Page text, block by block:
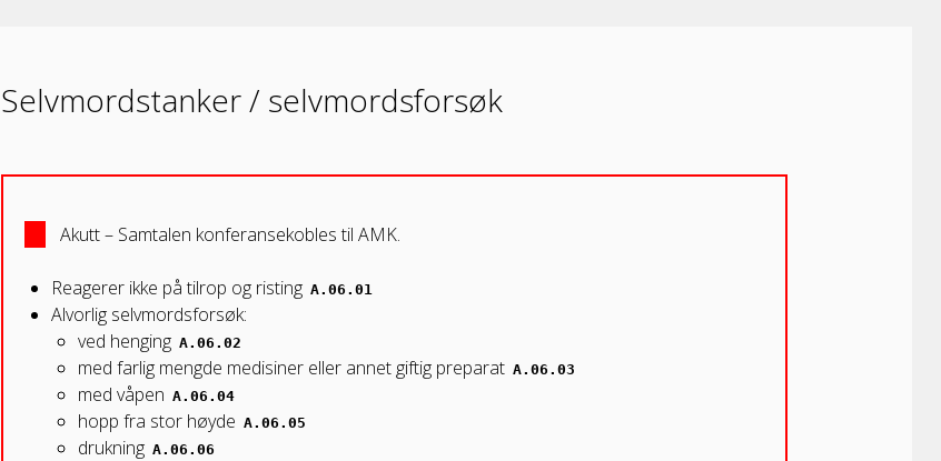
Selvmordstanker / selvmordsforsøk
Akutt – Samtalen konferansekobles til AMK.
Reagerer ikke på tilrop og risting A.06.01
Alvorlig selvmordsforsøk:
ved henging A.06.02
med farlig mengde medisiner eller annet giftig preparat A.06.03
med våpen A.06.04
hopp fra stor høyde A.06.05
drukning A.06.06